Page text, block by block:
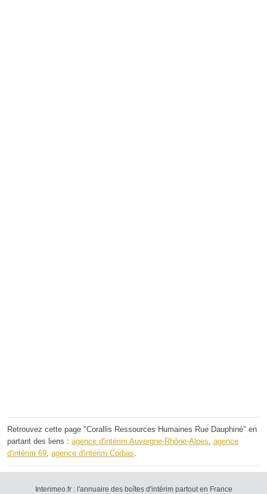
Retrouvez cette page "Corallis Ressources Humaines Rue Dauphiné" en
partant des liens : agence d'intérim Auvergne-Rhône-Alpes, agence
d'intérim 69, agence d'intérim Corbas.
Interimeo.fr : l'annuaire des boîtes d'intérim partout en France